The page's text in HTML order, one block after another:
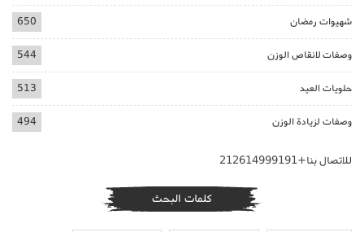
شهيوات رمضان 650
وصفات لانقاص الوزن 544
حلويات العيد 513
وصفات لزيادة الوزن 494
للاتصال بنا+212614999191
كلمات البحث